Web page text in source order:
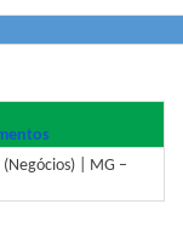
| MG –